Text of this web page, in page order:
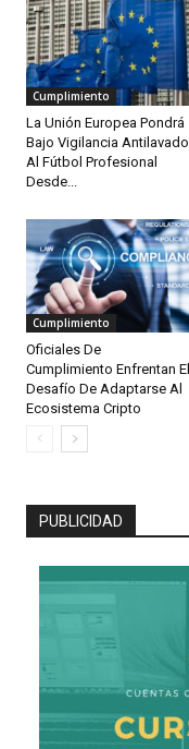
Cumplimiento
La Unión Europea Pondrá
Bajo Vigilancia Antilavado
Al Fútbol Profesional
Desde...
Cumplimiento
Oficiales De
Cumplimiento Enfrentan El
Desafío De Adaptarse Al
Ecosistema Cripto
PUBLICIDAD